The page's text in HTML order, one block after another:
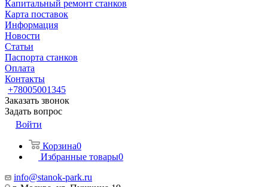
Капитальный ремонт станков
Карта поставок
Информация
Новости
Статьи
Паспорта станков
Оплата
Контакты
+78005001345
Заказать звонок
Задать вопрос
Войти
Корзина0
Избранные товары0
info@stanok-park.ru